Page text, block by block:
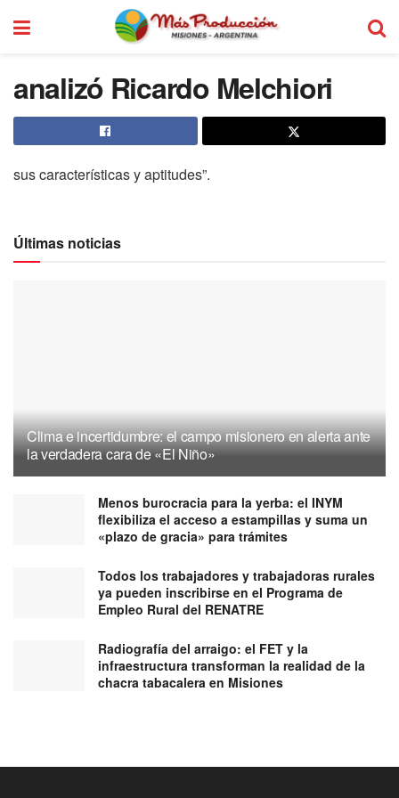
analizó Ricardo Melchiori
sus características y aptitudes”.
Últimas noticias
Clima e incertidumbre: el campo misionero en alerta ante
la verdadera cara de «El Niño»
Menos burocracia para la yerba: el INYM
flexibiliza el acceso a estampillas y suma un
«plazo de gracia» para trámites
Todos los trabajadores y trabajadoras rurales
ya pueden inscribirse en el Programa de
Empleo Rural del RENATRE
Radiografía del arraigo: el FET y la
infraestructura transforman la realidad de la
chacra tabacalera en Misiones